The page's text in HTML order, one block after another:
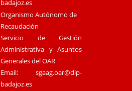
badajoz.es
Organismo Autónomo de
Recaudación
Servicio de Gestión
Administrativa y Asuntos
Generales del OAR
Email:sgaag.oar@dip-
badajoz.es